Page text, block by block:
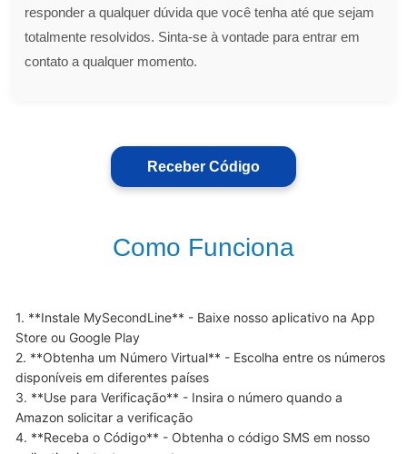
responder a qualquer dúvida que você tenha até que sejam
totalmente resolvidos. Sinta-se à vontade para entrar em
contato a qualquer momento.
Receber Código
Como Funciona
1. **Instale MySecondLine** - Baixe nosso aplicativo na App
Store ou Google Play
2. **Obtenha um Número Virtual** - Escolha entre os números
disponíveis em diferentes países
3. **Use para Verificação** - Insira o número quando a
Amazon solicitar a verificação
4. **Receba o Código** - Obtenha o código SMS em nosso